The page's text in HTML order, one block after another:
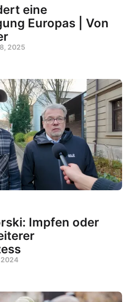
eine
Europas | Von
2025
Impfen oder
2024